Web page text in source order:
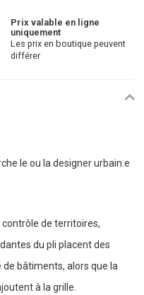
Prix valable en ligne
uniquement
Les prix en boutique peuvent
différer
le ou la designer urbain.e
contrôle de territoires,
du pli placent des
bâtiments, alors que la
à la grille.